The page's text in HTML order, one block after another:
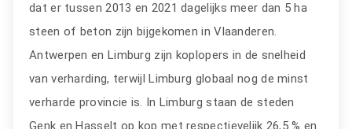
dat er tussen 2013 en 2021 dagelijks meer dan 5 ha
steen of beton zijn bijgekomen in Vlaanderen.
Antwerpen en Limburg zijn koplopers in de snelheid
van verharding, terwijl Limburg globaal nog de minst
verharde provincie is. In Limburg staan de steden
Genk en Hasselt op kop met respectievelijk 26,5 % en